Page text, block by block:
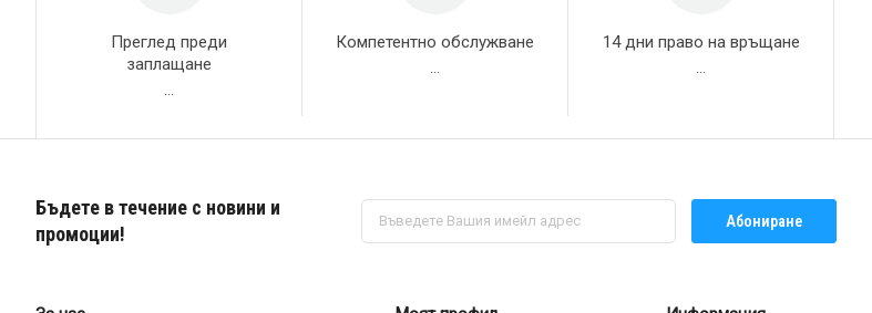
Преглед преди
заплащане
Компетентно обслужване 14 дни право на връщане
Бъдете в течение с новини и
промоции!
Абонирай
за
Абониране